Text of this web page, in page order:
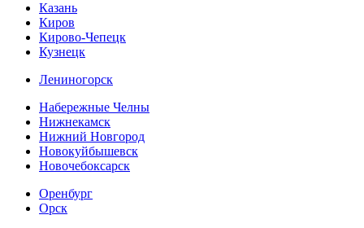
Казань
Киров
Кирово-Чепецк
Кузнецк
Лениногорск
Набережные Челны
Нижнекамск
Нижний Новгород
Новокуйбышевск
Новочебоксарск
Оренбург
Орск